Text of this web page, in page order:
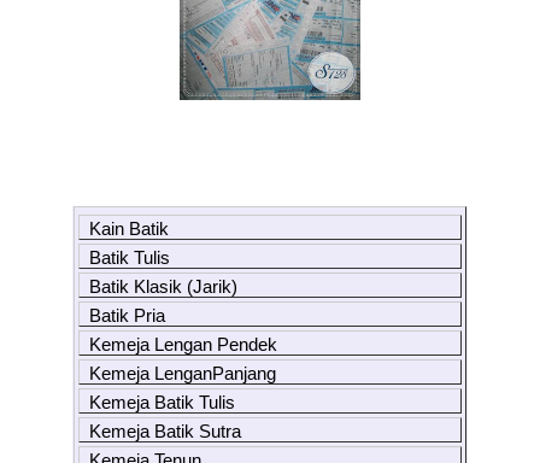
Kain Batik
Batik Tulis
Batik Klasik (Jarik)
Batik Pria
Kemeja Lengan Pendek
Kemeja LenganPanjang
Kemeja Batik Tulis
Kemeja Batik Sutra